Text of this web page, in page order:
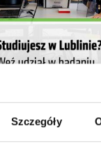
Szczegóły